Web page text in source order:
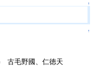
↑
↑
毛野國、仁徳天